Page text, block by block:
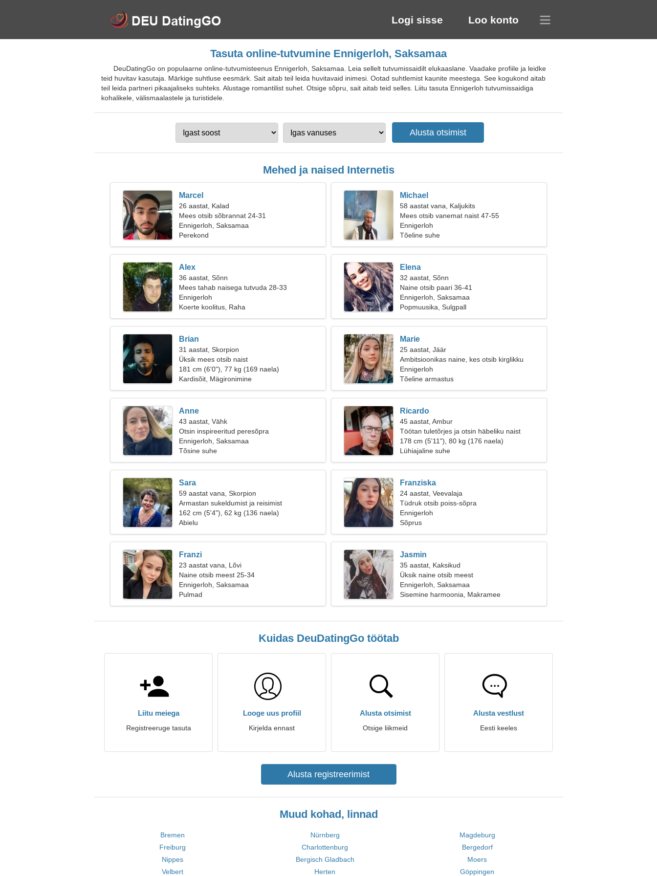
Logi sisse Loo konto
Tasuta online-tutvumine Ennigerloh, Saksamaa
DeuDatingGo on populaarne online-tutvumisteenus Ennigerloh, Saksamaa. Leia sellelt tutvumissaidilt elukaaslane. Vaadake profiile ja leidke
teid huvitav kasutaja. Märkige suhtluse eesmärk. Sait aitab teil leida huvitavaid inimesi. Ootad suhtlemist kaunite meestega. See kogukond aitab
teil leida partneri pikaajaliseks suhteks. Alustage romantilist suhet. Otsige sõpru, sait aitab teid selles. Liitu tasuta Ennigerloh tutvumissaidiga
kohalikele, välismaalastele ja turistidele.
Mehed ja naised Internetis
Marcel
26 aastat, Kalad
Mees otsib sõbrannat 24-31
Ennigerloh, Saksamaa
Perekond
Michael
58 aastat vana, Kaljukits
Mees otsib vanemat naist 47-55
Ennigerloh
Tõeline suhe
Alex
36 aastat, Sõnn
Mees tahab naisega tutvuda 28-33
Ennigerloh
Koerte koolitus, Raha
Elena
32 aastat, Sõnn
Naine otsib paari 36-41
Ennigerloh, Saksamaa
Popmuusika, Sulgpall
Brian
31 aastat, Skorpion
Üksik mees otsib naist
181 cm (6'0"), 77 kg (169 naela)
Kardisõit, Mägironimine
Marie
25 aastat, Jäär
Ambitsioonikas naine, kes otsib kirglikku
suhet
Ennigerloh
Tõeline armastus
Anne
43 aastat, Vähk
Otsin inspireeritud peresõpra
Ennigerloh, Saksamaa
Tõsine suhe
Ricardo
45 aastat, Ambur
Töötan tuletõrjes ja otsin häbeliku naist
178 cm (5'11"), 80 kg (176 naela)
Lühiajaline suhe
Sara
59 aastat vana, Skorpion
Armastan sukeldumist ja reisimist
162 cm (5'4"), 62 kg (136 naela)
Abielu
Franziska
24 aastat, Veevalaja
Tüdruk otsib poiss-sõpra
Ennigerloh
Sõprus
Franzi
23 aastat vana, Lõvi
Naine otsib meest 25-34
Ennigerloh, Saksamaa
Pulmad
Jasmin
35 aastat, Kaksikud
Üksik naine otsib meest
Ennigerloh, Saksamaa
Sisemine harmoonia, Makramee
Kuidas DeuDatingGo töötab
Liitu meiega
Registreeruge tasuta
Looge uus profiil
Kirjelda ennast
Alusta otsimist
Otsige liikmeid
Alusta vestlust
Eesti keeles
Alusta registreerimist
Muud kohad, linnad
Bremen Nürnberg
Magdeburg
Freiburg
Charlottenburg
Bergedorf
Nippes
Bergisch Gladbach
Moers
Velbert
Herten Göppingen